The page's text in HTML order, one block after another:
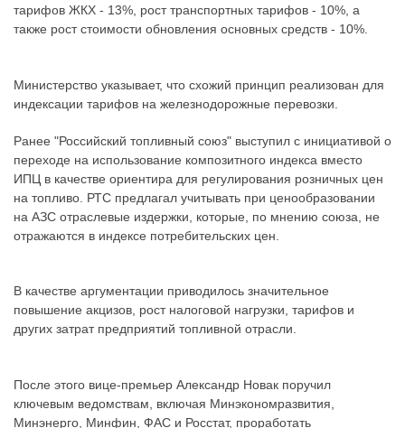
тарифов ЖКХ - 13%, рост транспортных тарифов - 10%, а
также рост стоимости обновления основных средств - 10%.
Министерство указывает, что схожий принцип реализован для
индексации тарифов на железнодорожные перевозки.
Ранее "Российский топливный союз" выступил с инициативой о
переходе на использование композитного индекса вместо
ИПЦ в качестве ориентира для регулирования розничных цен
на топливо. РТС предлагал учитывать при ценообразовании
на АЗС отраслевые издержки, которые, по мнению союза, не
отражаются в индексе потребительских цен.
В качестве аргументации приводилось значительное
повышение акцизов, рост налоговой нагрузки, тарифов и
других затрат предприятий топливной отрасли.
После этого вице-премьер Александр Новак поручил
ключевым ведомствам, включая Минэкономразвития,
Минэнерго, Минфин, ФАС и Росстат, проработать